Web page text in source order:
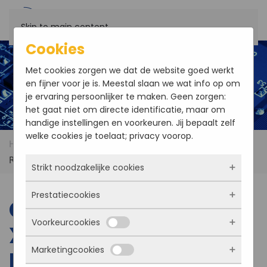
Skip to main content
Home Products
Concurrent TR XMC/311-RCx –
Rugged VPX XMC Carrier
Concurrent TR
XMC/311-RCx –
Cookies
Met cookies zorgen we dat de website goed werkt
en fijner voor je is. Meestal slaan we wat info op om
je ervaring persoonlijker te maken. Geen zorgen:
het gaat niet om directe identificatie, maar om
handige instellingen en voorkeuren. Jij bepaalt zelf
welke cookies je toelaat; privacy voorop.
Strikt noodzakelijke cookies
Deze cookies zorgen ervoor dat de website
überhaupt werkt. Ze zijn dus altijd actief en
kunnen niet worden uitgezet. Meestal worden
ze alleen geplaatst als jij iets doet, zoals
inloggen, een formulier invullen of je
Prestatiecookies
Met deze cookies zien we hoe vaak onze site
bezocht wordt, waar bezoekers vandaan
komen en welke pagina’s populair zijn. Zo
Voorkeurcookies
Deze cookies onthouden jouw voorkeuren.
Marketingcookies